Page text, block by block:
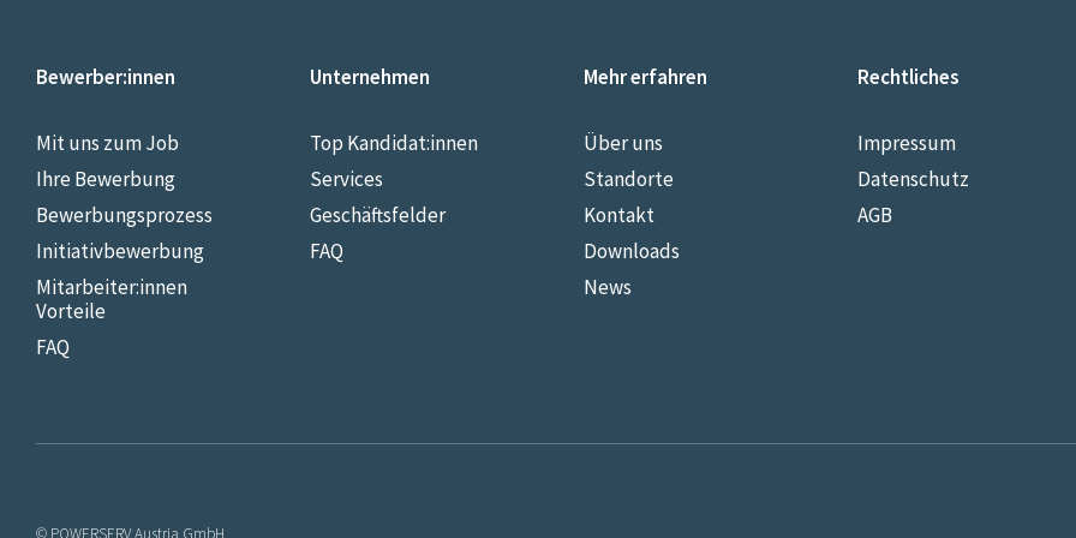
Bewerber:innen
Mit uns zum Job
Ihre Bewerbung
Bewerbungsprozess
Initiativbewerbung
Mitarbeiter:innen
Vorteile
FAQ
Unternehmen
Top Kandidat:innen
Services
Geschäftsfelder
FAQ
Mehr erfahren
Über uns
Standorte
Kontakt
Downloads
News
Rechtliches
Impressum
Datenschutz
AGB